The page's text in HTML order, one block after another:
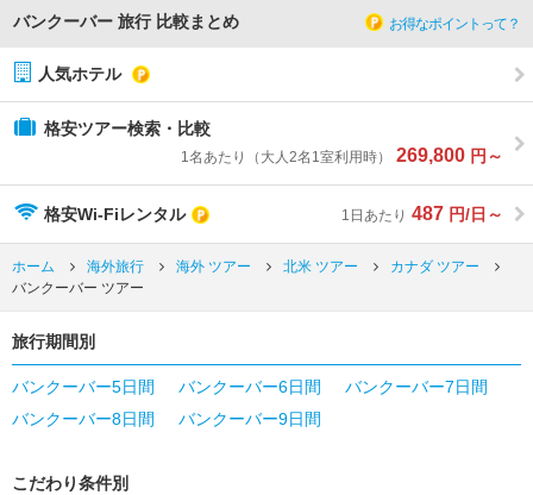
バンクーバー 旅行 比較まとめ お得なポイントって？
人気ホテル
格安ツアー検索・比較
1名あたり（大人2名1室利用時） 269,800 円～
格安Wi-Fiレンタル 1日あたり 487 円/日～
ホーム 海外旅行 海外 ツアー 北米 ツアー
カナダ ツアー
バンクーバー ツアー
旅行期間別
バンクーバー5日間 バンクーバー6日間
バンクーバー7日間
バンクーバー8日間
バンクーバー9日間
こだわり条件別